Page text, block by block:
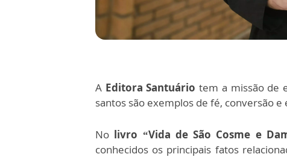
A Editora Santuário tem a missão de
santos são exemplos de fé, conversão e
No livro “Vida de São Cosme e
conhecidos os principais fatos